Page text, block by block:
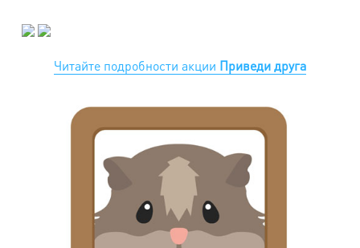
Читайте подробности акции Приведи друга